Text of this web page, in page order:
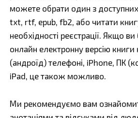
можете обрати один з
txt, rtf, epub, fb2, або читати
необхідності реєстрації. Якщо
онлайн електронну версію
(андроїд) телефоні, iPhone, ПК
iPad, це також можливо.
Ми рекомендуємо вам